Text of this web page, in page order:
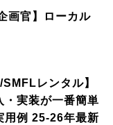
画官】ローカル
レンタル】
実装が一番簡単
用例 25-26年最新